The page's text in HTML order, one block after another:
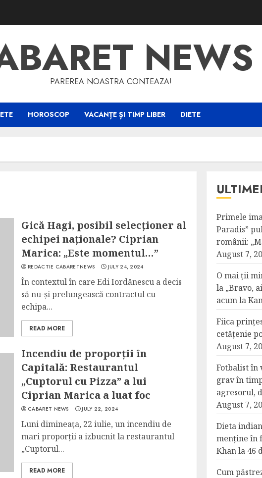
NEWS
PAREREA NOASTRA CONTEAZA!
HOROSCOP VACANȚE ȘI TIMP LIBER DIETE
Gică Hagi, posibil selecționer al
echipei naționale? Ciprian
Marica: „Este momentul…”
REDACTIE CABARETNEWS JULY 24, 2024
În contextul în care Edi Iordănescu a decis
să nu-și prelungească contractul cu
echipa...
READ MORE
Incendiu de proporții în
Capitală: Restaurantul
„Cuptorul cu Pizza” a lui
Ciprian Marica a luat foc
CABARET NEWS JULY 22, 2024
Luni dimineața, 22 iulie, un incendiu de
mari proporții a izbucnit la restaurantul
„Cuptorul...
READ MORE
Primele
Paradis”
românii:
August 7,
O mai ții
la „Bravo,
acum la
Fiica
cetățenie
August 7,
Fotbalist în
grav în
agresorul,
August 7,
Dieta
menține în
Khan la 46
Cum